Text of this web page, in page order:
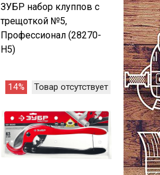
ЗУБР набор клуппов с
трещоткой №5,
Профессионал (28270-
H5)
14% Товар отсутствует